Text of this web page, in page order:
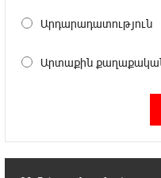
Չպետք է
«դատավճիռներից».
Սամվել
հայության
անվանել Ամենայն Հայոց
Արդարադատություն
Արտաքին